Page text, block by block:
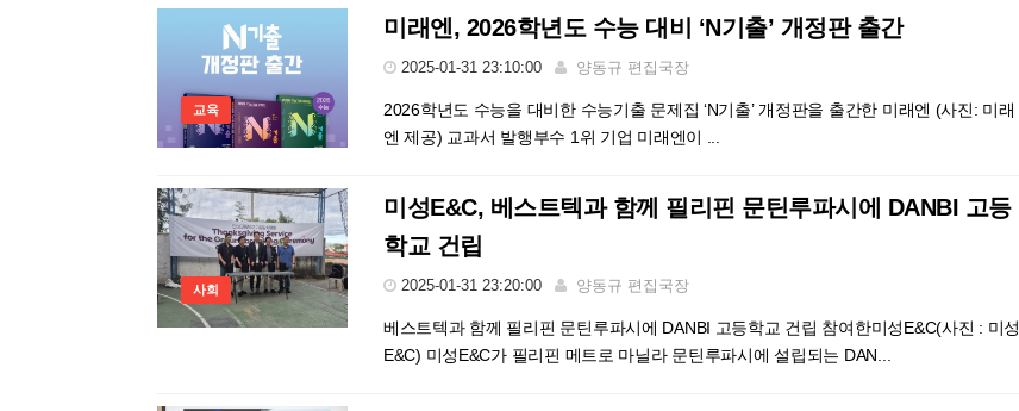
교육
미래엔, 2026학년도 수능 대비 ‘N기출’ 개정판 출간
2025-01-31 23:10:00 양동규 편집국장
2026학년도 수능을 대비한 수능기출 문제집 ‘N기출’ 개정판을 출간한 미래엔 (사진: 미래
엔 제공) 교과서 발행부수 1위 기업 미래엔이 ...
사회
미성E&C, 베스트텍과 함께 필리핀 문틴루파시에 DANBI 고등
학교 건립
2025-01-31 23:20:00 양동규 편집국장
베스트텍과 함께 필리핀 문틴루파시에 DANBI 고등학교 건립 참여한미성E&C(사진 : 미성
E&C) 미성E&C가 필리핀 메트로 마닐라 문틴루파시에 설립되는 DAN...